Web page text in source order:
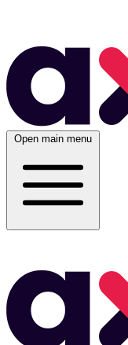
Open main menu